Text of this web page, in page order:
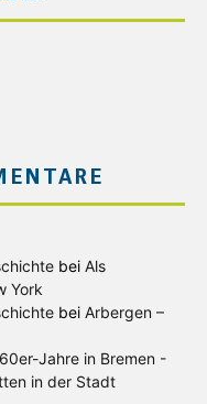
bei Als
York
bei Arbergen –
Jahre in Bremen -
in der Stadt